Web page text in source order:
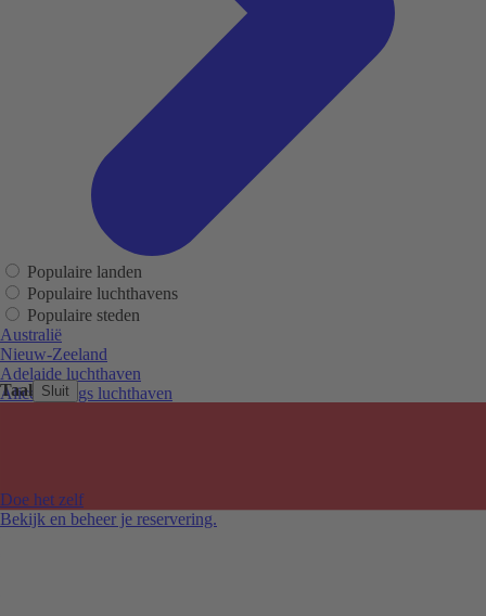
Taal Sluit
Doe het zelf
Bekijk en beheer je reservering.
Populaire landen
Populaire luchthavens
Populaire steden
Australië
Nieuw-Zeeland
Adelaide luchthaven
Alice Springs luchthaven
Melbourne Tullamarine luchthaven
Perth luchthaven
Sydney luchthaven